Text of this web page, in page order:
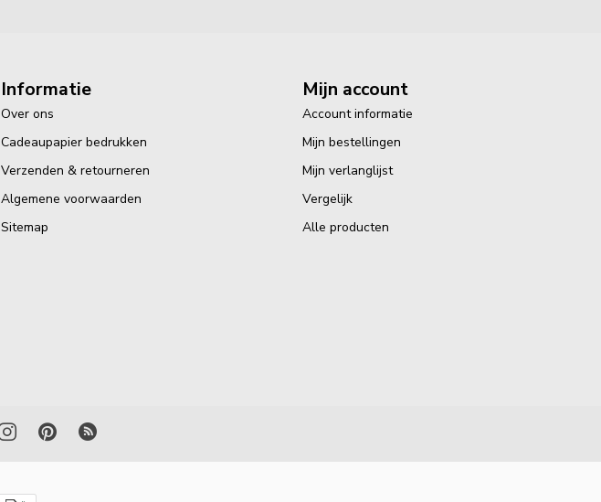
Informatie
Over ons
Cadeaupapier bedrukken
Verzenden & retourneren
Algemene voorwaarden
Sitemap
Mijn account
Account informatie
Mijn bestellingen
Mijn verlanglijst
Vergelijk
Alle producten